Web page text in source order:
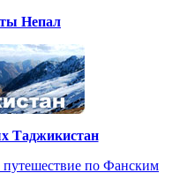
Непал
Таджикистан
путешествие по Фанским